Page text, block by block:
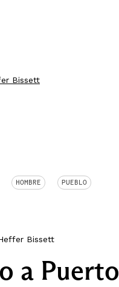
Bissett
HOMBRE PUEBLO
Bissett
a Puerto